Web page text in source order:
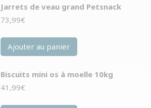
Jarrets de veau grand Petsnack
73,99€
Ajouter au panier
Biscuits mini os à moelle 10kg
41,99€